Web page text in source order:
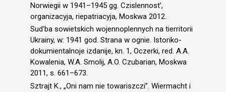
Norwiegii w 1941–1945 gg. Czislennost’,
organizacyja, riepatriacyja, Moskwa 2012.
Sud'ba sowietskich wojennoplennych na tierritorii
Ukrainy, w: 1941 god. Strana w ognie. Istoriko-
dokumientalnoje izdanije, kn. 1, Oczerki, red. A.A.
Kowalenia, W.A. Smolij, A.O. Czubarian, Moskwa
2011, s. 661–673.
Sztrajt K., „Oni nam nie towariszczi”. Wiermacht i